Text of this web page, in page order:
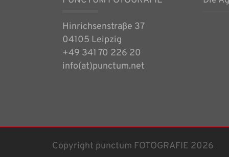
Hinrichsenstraße 37
04105 Leipzig
+49 341 70 226 20
info(at)punctum.net
Copyright punctum FOTOGRAFIE 2026